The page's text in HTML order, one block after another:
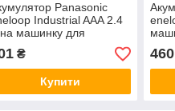
Panasonic
Industrial AAA 2.4
машинку для
волосся й
₴
Купити
460